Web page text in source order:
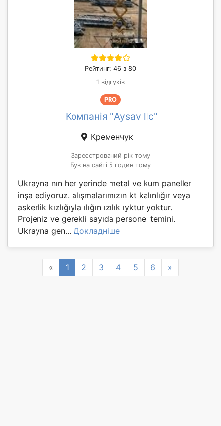
Рейтинг: 46 з 80
1 відгуків
PRO
Компанія "Aysav llc"
Кременчук
Зареєстрований рік тому
Був на сайті 5 годин тому
Ukrayna nın her yerinde metal ve kum paneller
inşa ediyoruz. alışmalarımızın kt kalınlığır veya
askerlik kızlığıyla ılığın ızılık ıyktur yoktur.
Projeniz ve gerekli sayıda personel temini.
Ukrayna gen... Докладніше
« Previous
1 2 3 4 5 6 »